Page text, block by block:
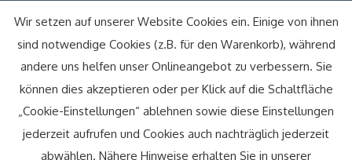
unsere aufregenden Reiseziele und wie du Teil unserer
einzigartigen Gemeinschaft werden kannst!
Facebook Instagram
Wir setzen auf unserer Website Cookies ein. Einige von ihnen
sind notwendige Cookies (z.B. für den Warenkorb), während
andere uns helfen unser Onlineangebot zu verbessern. Sie
können dies akzeptieren oder per Klick auf die Schaltfläche
„Cookie-Einstellungen“ ablehnen sowie diese Einstellungen
jederzeit aufrufen und Cookies auch nachträglich jederzeit
abwählen. Nähere Hinweise erhalten Sie in unserer